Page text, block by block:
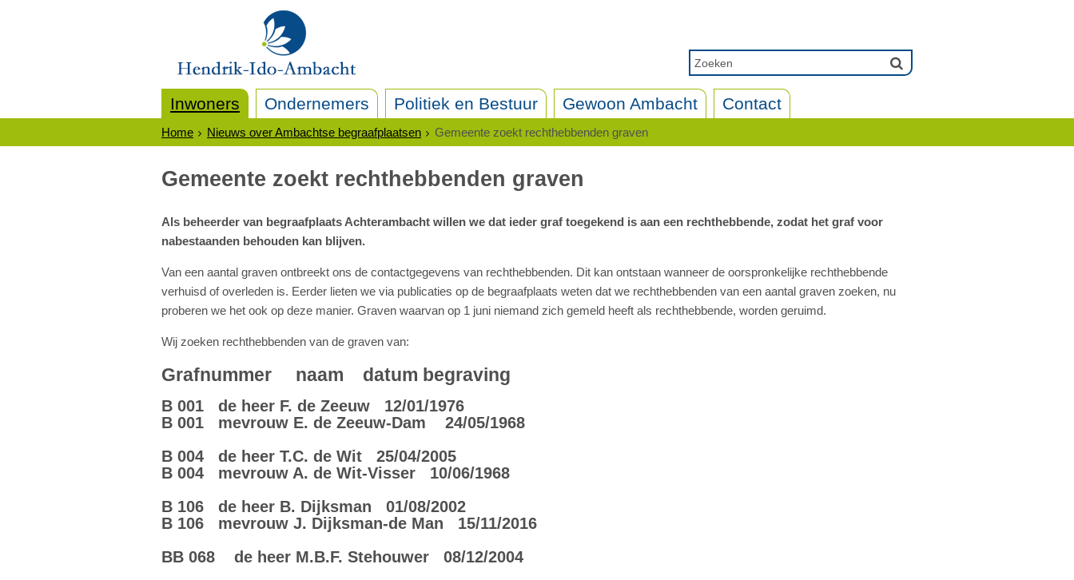
Inwoners Ondernemers Politiek en Bestuur Gewoon Ambacht Contact
Home Nieuws over Ambachtse begraafplaatsen Gemeente zoekt rechthebbenden graven
Gemeente zoekt rechthebbenden graven
Als beheerder van begraafplaats Achterambacht willen we dat ieder graf toegekend is aan een rechthebbende, zodat het graf voor
nabestaanden behouden kan blijven.
Van een aantal graven ontbreekt ons de contactgegevens van rechthebbenden. Dit kan ontstaan wanneer de oorspronkelijke rechthebbende
verhuisd of overleden is. Eerder lieten we via publicaties op de begraafplaats weten dat we rechthebbenden van een aantal graven zoeken, nu
proberen we het ook op deze manier. Graven waarvan op 1 juni niemand zich gemeld heeft als rechthebbende, worden geruimd.
Wij zoeken rechthebbenden van de graven van:
Grafnummer naam datum begraving
B 001 de heer F. de Zeeuw 12/01/1976
B 001 mevrouw E. de Zeeuw-Dam 24/05/1968
B 004 de heer T.C. de Wit 25/04/2005
B 004 mevrouw A. de Wit-Visser 10/06/1968
B 106 de heer B. Dijksman 01/08/2002
B 106 mevrouw J. Dijksman-de Man 15/11/2016
BB 068 de heer M.B.F. Stehouwer 08/12/2004